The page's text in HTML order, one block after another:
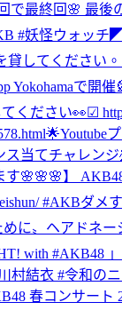
最終回🌸 最
#妖怪ウォッチ
ください。
Yokohamaで開
さい👀☑︎
🌟Youtube
当てチャレン
す🌸🌸🌸】
#AKBダメ
〟ヘアドネー
with #AKB48
村結衣 #令和の
春コンサー